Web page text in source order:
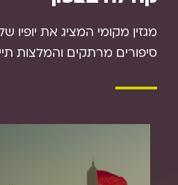
מגזין מקומי המציג את יופיו
סיפורים מרתקים והמלצות